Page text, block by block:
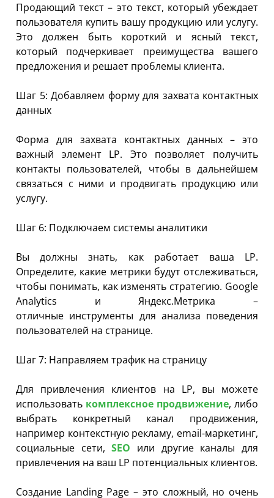
Продающий текст – это текст, который убеждает
пользователя купить вашу продукцию или услугу.
Это должен быть короткий и ясный текст,
который подчеркивает преимущества вашего
предложения и решает проблемы клиента.
Шаг 5: Добавляем форму для захвата контактных
данных
Форма для захвата контактных данных – это
важный элемент LP. Это позволяет получить
контакты пользователей, чтобы в дальнейшем
связаться с ними и продвигать продукцию или
услугу.
Шаг 6: Подключаем системы аналитики
Вы должны знать, как работает ваша LP.
Определите, какие метрики будут отслеживаться,
чтобы понимать, как изменять стратегию. Google
Analytics и Яндекс.Метрика –
отличные инструменты для анализа поведения
пользователей на странице.
Шаг 7: Направляем трафик на страницу
Для привлечения клиентов на LP, вы можете
использовать комплексное продвижение, либо
выбрать конкретный канал продвижения,
например контекстную рекламу, email-маркетинг,
социальные сети,SEO или другие каналы для
привлечения на ваш LP потенциальных клиентов.
Создание Landing Page – это сложный, но очень